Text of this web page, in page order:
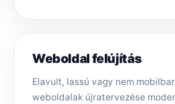
Weboldal felújítás
Elavult, lassú vagy nem
weboldalak újratervezése